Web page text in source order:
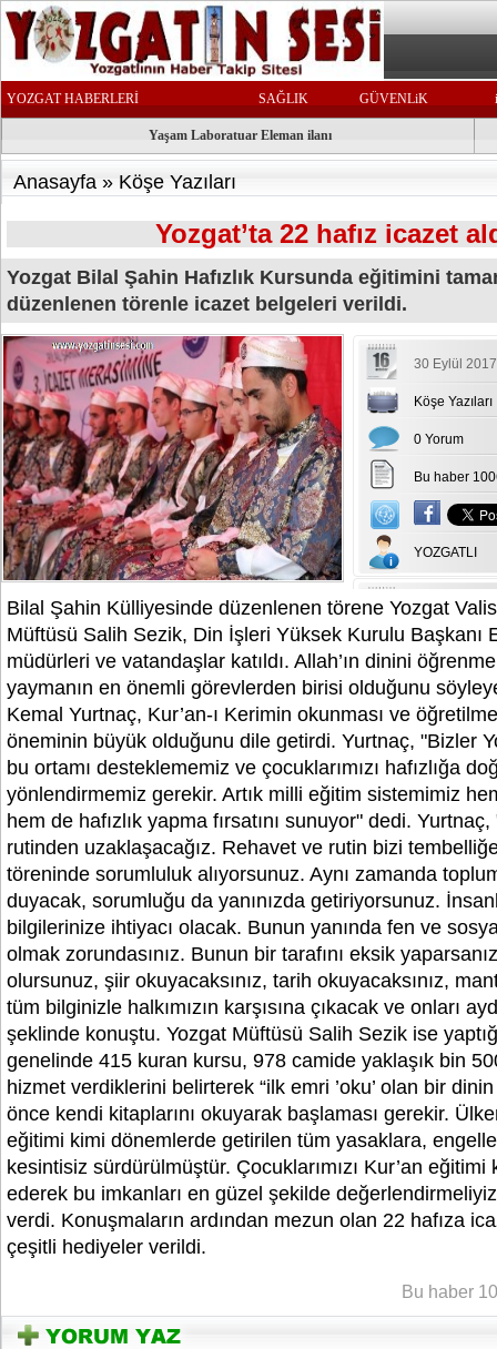
YOZGAT HABERLERİ SAĞLIK GÜVENLiK
Yaşam Laboratuar Eleman ilanı
Anasayfa » Köşe Yazıları
Yozgat’ta 22 hafız icazet
Yozgat Bilal Şahin Hafızlık Kursunda eğitimini
düzenlenen törenle icazet belgeleri verildi.
30 Eylül
Köşe Yazıları
0 Yorum
Bu haber
YOZGATLI
Bilal Şahin Külliyesinde düzenlenen törene Yozgat
Müftüsü Salih Sezik, Din İşleri Yüksek Kurulu Başkanı
müdürleri ve vatandaşlar katıldı. Allah’ın dinini
yaymanın en önemli görevlerden birisi olduğunu
Kemal Yurtnaç, Kur’an-ı Kerimin okunması ve
öneminin büyük olduğunu dile getirdi. Yurtnaç, "Bizler
bu ortamı desteklememiz ve çocuklarımızı hafızlığa
yönlendirmemiz gerekir. Artık milli eğitim sistemimiz
hem de hafızlık yapma fırsatını sunuyor" dedi.
rutinden uzaklaşacağız. Rehavet ve rutin bizi
töreninde sorumluluk alıyorsunuz. Aynı zamanda
duyacak, sorumluğu da yanınızda getiriyorsunuz.
bilgilerinize ihtiyacı olacak. Bunun yanında fen ve
olmak zorundasınız. Bunun bir tarafını eksik
olursunuz, şiir okuyacaksınız, tarih okuyacaksınız,
tüm bilginizle halkımızın karşısına çıkacak ve onları
şeklinde konuştu. Yozgat Müftüsü Salih Sezik ise
genelinde 415 kuran kursu, 978 camide yaklaşık bin
hizmet verdiklerini belirterek “ilk emri ’oku’ olan bir
önce kendi kitaplarını okuyarak başlaması gerekir.
eğitimi kimi dönemlerde getirilen tüm yasaklara,
kesintisiz sürdürülmüştür. Çocuklarımızı Kur’an
ederek bu imkanları en güzel şekilde
verdi. Konuşmaların ardından mezun olan 22 hafıza
çeşitli hediyeler verildi.
Bu haber